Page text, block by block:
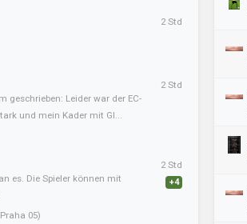
2 Std
geschrieben: Leider war der EC-
und mein Kader mit Gl...
2 Std
es. Die Spieler können mit
05)
2 Std
+4